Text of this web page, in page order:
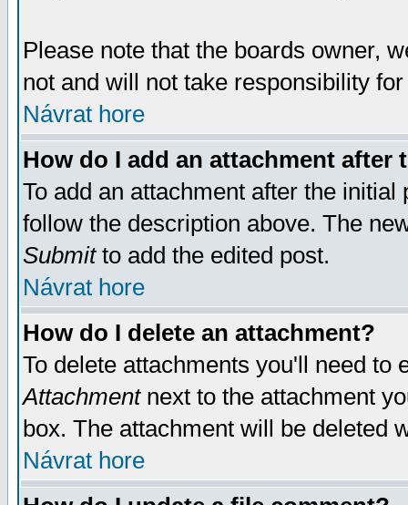
Please note that the boards owner,
not and will not take responsibility
Návrat hore
How do I add an attachment after
To add an attachment after the
follow the description above. The
Submitto add the edited post.
Návrat hore
How do I delete an attachment?
To delete attachments you'll need
Attachmentnext to the attachment
box. The attachment will be deleted
Návrat hore